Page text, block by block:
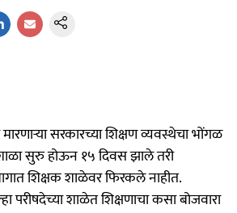
मारणाऱ्या सरकारच्या शिक्षण व्यवस्थेचा भोंगळ
सुरु होऊन १५ दिवस झाले तरी
शिक्षक शाळेवर फिरकले नाहीत.
परीषदेच्या शाळेत शिक्षणाचा कसा बोजवारा